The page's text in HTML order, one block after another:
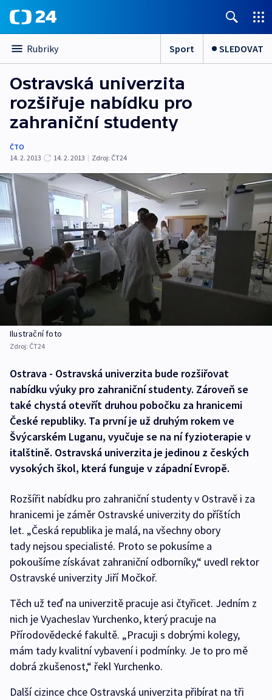
Rubriky Sport SLEDOVAT
Ostravská univerzita
rozšiřuje nabídku pro
zahraniční studenty
ČTO
14. 2. 2013
14. 2. 2013 | Zdroj: ČT24
Ilustrační foto
Zdroj: ČT24
Ostrava - Ostravská univerzita bude rozšiřovat
nabídku výuky pro zahraniční studenty. Zároveň se
také chystá otevřít druhou pobočku za hranicemi
České republiky. Ta první je už druhým rokem ve
Švýcarském Luganu, vyučuje se na ní fyzioterapie v
italštině. Ostravská univerzita je jedinou z českých
vysokých škol, která funguje v západní Evropě.
Rozšířit nabídku pro zahraniční studenty v Ostravě i za
hranicemi je záměr Ostravské univerzity do příštích
let. „Česká republika je malá, na všechny obory
tady nejsou specialisté. Proto se pokusíme a
pokoušíme získávat zahraniční odborníky,“ uvedl rektor
Ostravské univerzity Jiří Močkoř.
Těch už teď na univerzitě pracuje asi čtyřicet. Jedním z
nich je Vyacheslav Yurchenko, který pracuje na
Přírodovědecké fakultě. „Pracuji s dobrými kolegy,
mám tady kvalitní vybavení i podmínky. Je to pro mě
dobrá zkušenost,“ řekl Yurchenko.
Další cizince chce Ostravská univerzita přibírat na tři